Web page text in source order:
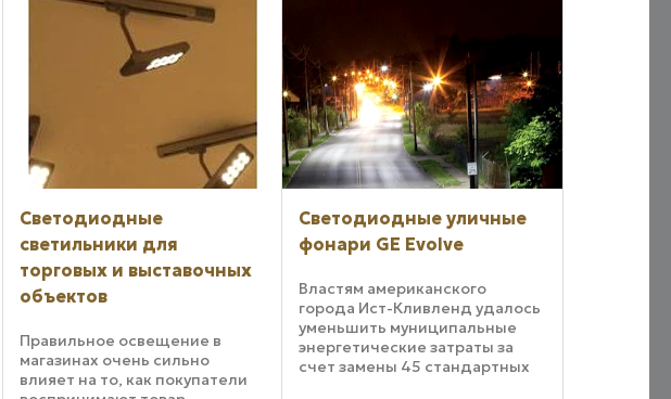
Светодиодные
светильники для
торговых и выставочных
объектов
Правильное освещение в
магазинах очень сильно
влияет на то, как покупатели
Светодиодные уличные
фонари GE Evolve
Властям американского
города Ист-Кливленд удалось
уменьшить муниципальные
энергетические затраты за
счет замены 45 стандартных